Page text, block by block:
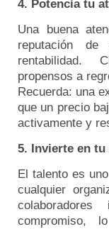
4. Potencia tu
Una buena
reputación
rentabilidad.
propensos a
Recuerda: una
que un precio
activamente y
5. Invierte en
El talento es
cualquier
compromiso,